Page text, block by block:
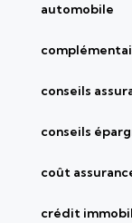
automobile
conseils
conseils
coût
crédit